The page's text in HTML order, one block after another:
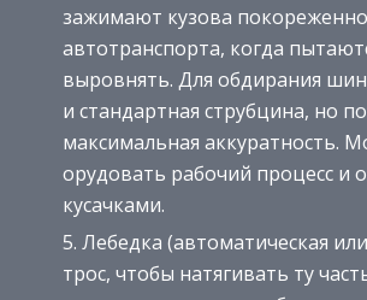
зажимают кузова
автотранспорта, когда
выровнять. Для обдирания
и стандартная струбцина, но
максимальная аккуратность.
орудовать рабочий процесс и
кусачками.
Лебедка (автоматическая
трос, чтобы натягивать ту